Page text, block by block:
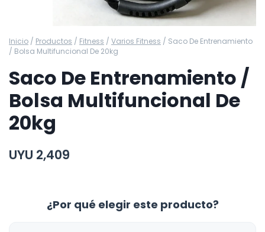
Inicio / Productos / Fitness / Varios Fitness / Saco De Entrenamiento
/ Bolsa Multifuncional De 20kg
Saco De Entrenamiento /
Bolsa Multifuncional De
20kg
UYU 2,409
¿Por qué elegir este producto?